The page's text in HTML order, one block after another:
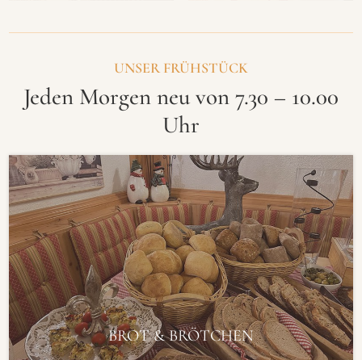
UNSER FRÜHSTÜCK
Jeden Morgen neu von 7.30 – 10.00
Uhr
BROT & BRÖTCHEN